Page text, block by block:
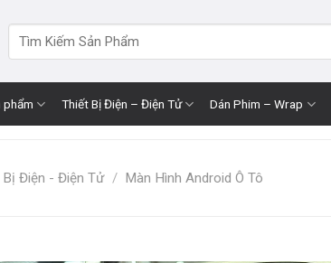
for:
phẩm Thiết Bị Điện – Điện Tử Dán Phim – Wrap
Bị Điện - Điện Tử / Màn Hình Android Ô Tô